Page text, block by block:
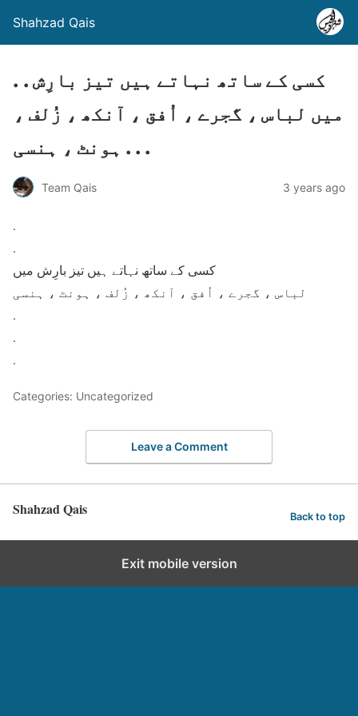
Shahzad Qais
. . کسی کے ساتھ نہاتے ہیں تیز بارِش
میں لباس ، گجرے ، اُفق ، آنکھ ، زُلف ،
ہونٹ ، ہنسی . . .
Team Qais 3 years ago
.
.
کسی کے ساتھ نہاتے ہیں تیز بارِش میں
لباس ، گجرے ، اُفق ، آنکھ ، زُلف ، ہونٹ ، ہنسی
.
.
.
Categories: Uncategorized
Leave a Comment
Shahzad Qais Back to top
Exit mobile version